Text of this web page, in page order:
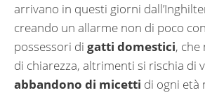
arrivano in questi giorni
creando un allarme non di poco
possessori di gatti domestici, che
di chiarezza, altrimenti si rischia di
abbandono di micetti di ogni età